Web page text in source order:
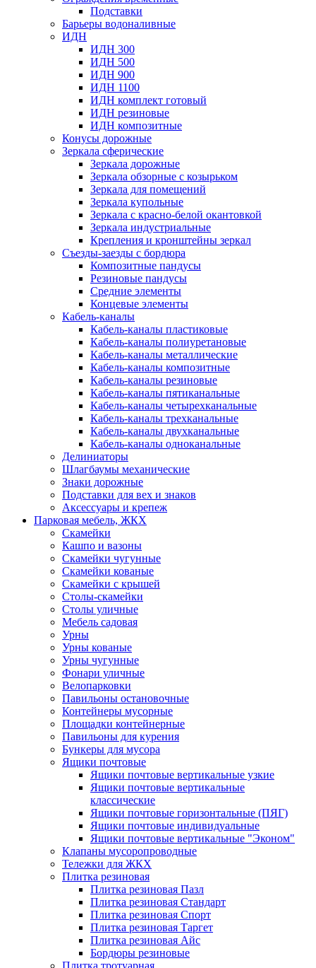
Подставки
Барьеры водоналивные
ИДН
ИДН 300
ИДН 500
ИДН 900
ИДН 1100
ИДН комплект готовый
ИДН резиновые
ИДН композитные
Конусы дорожные
Зеркала сферические
Зеркала дорожные
Зеркала обзорные с козырьком
Зеркала для помещений
Зеркала купольные
Зеркала с красно-белой окантовкой
Зеркала индустриальные
Крепления и кронштейны зеркал
Съезды-заезды с бордюра
Композитные пандусы
Резиновые пандусы
Средние элементы
Концевые элементы
Кабель-каналы
Кабель-каналы пластиковые
Кабель-каналы полиуретановые
Кабель-каналы металлические
Кабель-каналы композитные
Кабель-каналы резиновые
Кабель-каналы пятиканальные
Кабель-каналы четырехканальные
Кабель-каналы трехканальные
Кабель-каналы двухканальные
Кабель-каналы одноканальные
Делиниаторы
Шлагбаумы механические
Знаки дорожные
Подставки для вех и знаков
Аксессуары и крепеж
Парковая мебель, ЖКХ
Скамейки
Кашпо и вазоны
Скамейки чугунные
Скамейки кованые
Скамейки с крышей
Столы-скамейки
Столы уличные
Мебель садовая
Урны
Урны кованые
Урны чугунные
Фонари уличные
Велопарковки
Павильоны остановочные
Контейнеры мусорные
Площадки контейнерные
Павильоны для курения
Бункеры для мусора
Ящики почтовые
Ящики почтовые вертикальные узкие
Ящики почтовые вертикальные
классические
Ящики почтовые горизонтальные (ПЯГ)
Ящики почтовые индивидуальные
Ящики почтовые вертикальные "Эконом"
Клапаны мусоропроводные
Тележки для ЖКХ
Плитка резиновая
Плитка резиновая Пазл
Плитка резиновая Стандарт
Плитка резиновая Спорт
Плитка резиновая Таргет
Плитка резиновая Айс
Бордюры резиновые
Плитка тротуарная